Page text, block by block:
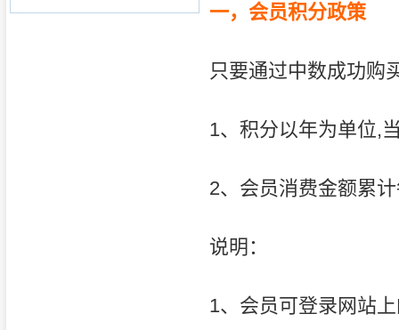
一，会员积分政策
只要通过中数成功购
1、积分以年为单位,
2、会员消费金额累
说明：
1、会员可登录网站